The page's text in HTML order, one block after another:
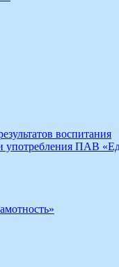
воспитания
употребления ПАВ